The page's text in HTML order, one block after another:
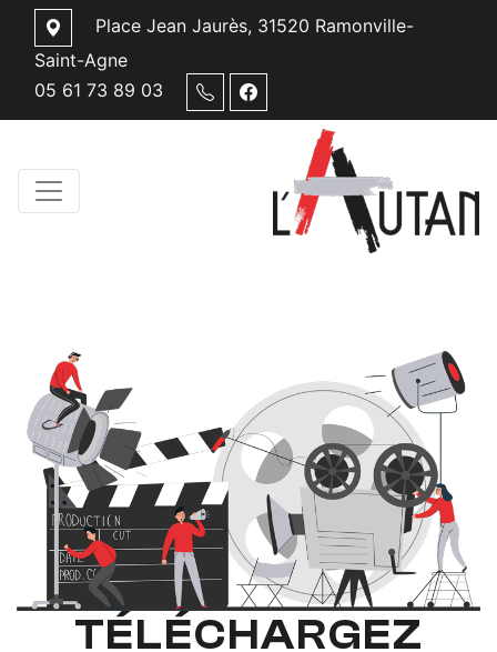
Place Jean Jaurès, 31520 Ramonville-
Saint-Agne
05 61 73 89 03
TÉLÉCHARGEZ